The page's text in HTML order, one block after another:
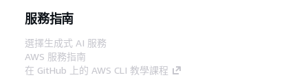
服務指南
選擇生成式 AI 服務
AWS 服務指南
在 GitHub 上的 AWS CLI 教學課程